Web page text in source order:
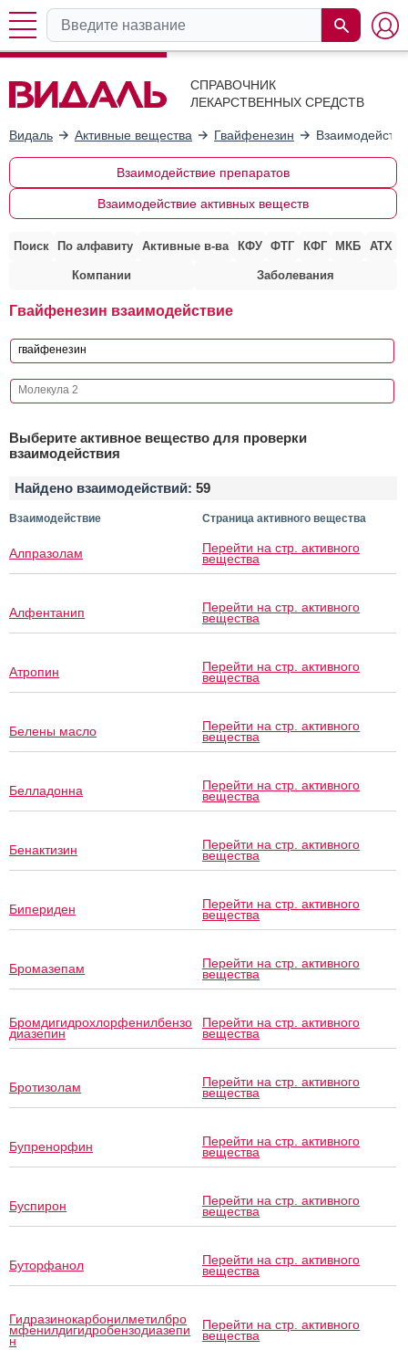
СПРАВОЧНИК
ЛЕКАРСТВЕННЫХ СРЕДСТВ
Видаль Активные вещества Гвайфенезин
Взаимодействие препаратов
Взаимодействие активных веществ
Поиск По алфавиту Активные в-ва КФУ ФТГ КФГ МКБ АТХ
Компании Заболевания
Гвайфенезин взаимодействие
Выберите активное вещество для проверки
взаимодействия
Найдено взаимодействий: 59
Взаимодействие Страница активного вещества
Алпразолам Перейти на стр. активного
вещества
Алфентанип Перейти на стр. активного
вещества
Атропин Перейти на стр. активного
вещества
Белены масло Перейти на стр. активного
вещества
Белладонна Перейти на стр. активного
вещества
Бенактизин Перейти на стр. активного
вещества
Бипериден Перейти на стр. активного
вещества
Бромазепам Перейти на стр. активного
вещества
Бромдигидрохлорфенилбензо
диазепин
Перейти на стр. активного
вещества
Бротизолам Перейти на стр. активного
вещества
Бупренорфин Перейти на стр. активного
вещества
Буспирон Перейти на стр. активного
вещества
Буторфанол Перейти на стр. активного
вещества
Гидразинокарбонилметилбро
мфенилдигидробензодиазепи
н
Перейти на стр. активного
вещества